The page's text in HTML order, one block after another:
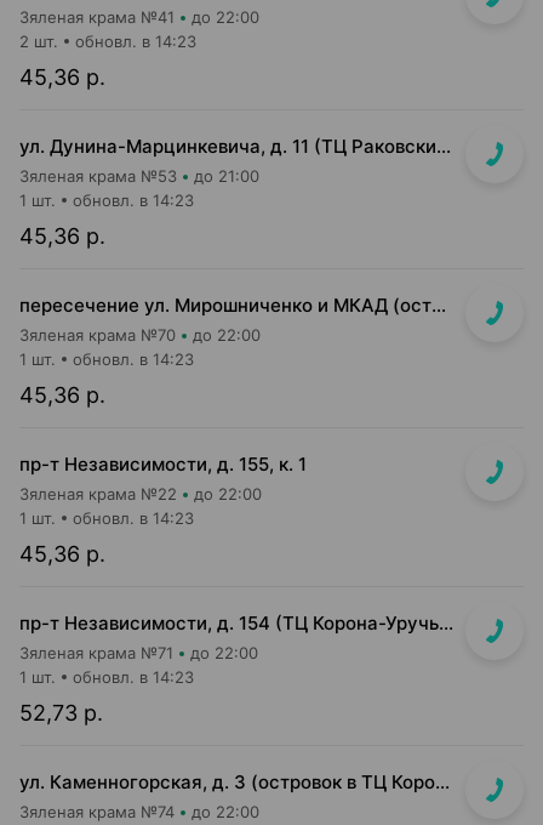
Зяленая крама №41 до 22:00
45,36 р.
2 шт. обновл. в 14:23
ул. Дунина-Марцинкевича, д. 11 (ТЦ Раковский кирмаш, цокольный этаж)
Зяленая крама №53 до 21:00
45,36 р.
1 шт. обновл. в 14:23
пересечение ул. Мирошниченко и МКАД (островок на 1 этаже ТРЦ Экспобел)
Зяленая крама №70 до 22:00
45,36 р.
1 шт. обновл. в 14:23
пр-т Независимости, д. 155, к. 1
Зяленая крама №22 до 22:00
45,36 р.
1 шт. обновл. в 14:23
пр-т Независимости, д. 154 (ТЦ Корона-Уручье, прикассовая зона)
Зяленая крама №71 до 22:00
52,73 р.
1 шт. обновл. в 14:23
ул. Каменногорская, д. 3 (островок в ТЦ Корона)
Зяленая крама №74 до 22:00